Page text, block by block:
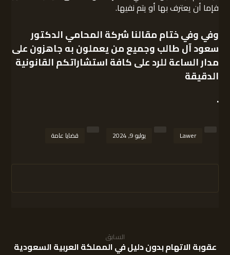
فإما أن يعترف بها أو يتم نفيها.
وفيوفي ختام مقالنا شركة المحامي الدكتور
سعود آل طالب وجميع من يعملون به جاهزون على
مدار الساعة للرد على كافة استشاراتكم القانونية
الدقيقة
.
Lawer يوليو 9, 2024 قضايا عامة
السابق
عقوبة الاتهام بدون دليل في المملكة العربية السعودية